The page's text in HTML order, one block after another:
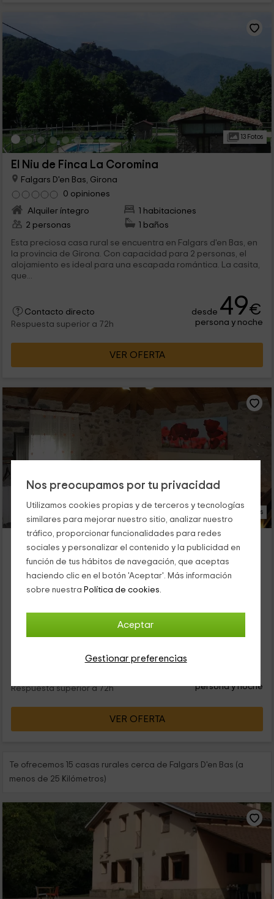
Nos preocupamos por tu privacidad
Utilizamos cookies propias y de terceros y tecnologías
similares para mejorar nuestro sitio, analizar nuestro
tráfico, proporcionar funcionalidades para redes
sociales y personalizar el contenido y la publicidad en
función de tus hábitos de navegación, que aceptas
haciendo clic en el botón 'Aceptar'. Más información
sobre nuestra Política de cookies.
Aceptar
Gestionar preferencias
13 Fotos
El Niu de Finca La Coromina
Falgars D'en Bas, Girona
0 opiniones
Alquiler íntegro
1 habitaciones
2 personas
1 baños
Esta preciosa casa rural se encuentra en Falgars d'en Bas, en
la provincia de Girona. Con capacidad para 2 personas, el
alojamiento es ideal para una escapada romántica. La casita,
que...
Contacto directo
Respuesta superior a 72h
desde 49€
persona y noche
VER OFERTA
13 Fotos
El Cau de Finca La Coromina
Falgars D'en Bas, Girona
Alquiler íntegro
1 habitaciones
esta casa rural. Con capacidad para 2 personas, ampliable a
3 en sofá – cama, el alojamiento es perfecto para una...
Respuesta superior a 72h
persona y noche
VER OFERTA
Te ofrecemos 15 casas rurales cerca de Falgars D'en Bas (a
menos de 25 Kilómetros)